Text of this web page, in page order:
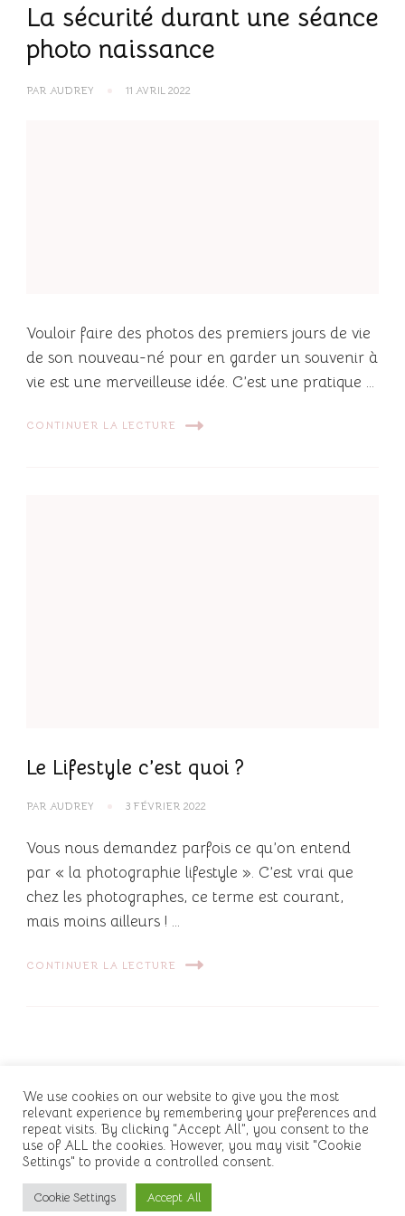
La sécurité durant une séance
photo naissance
PAR AUDREY 11 AVRIL 2022
Vouloir faire des photos des premiers jours de vie
de son nouveau-né pour en garder un souvenir à
vie est une merveilleuse idée. C’est une pratique …
CONTINUER LA LECTURE
Le Lifestyle c’est quoi ?
PAR AUDREY 3 FÉVRIER 2022
Vous nous demandez parfois ce qu’on entend
par « la photographie lifestyle ». C’est vrai que
chez les photographes, ce terme est courant,
mais moins ailleurs ! …
CONTINUER LA LECTURE
© Copyright2026Audrey Depeisses, Photographe
grossesse, nouveau-né, bébé et famille à Grenoble,
Isère. Tous droits réservés. Chic Lite | Developed By
Themes. Powered by
Contactez-moi
Conditions Générales de Vente
We use cookies on our website to give you the most
relevant experience by remembering your preferences and
repeat visits. By clicking “Accept All”, you consent to the
use of ALL the cookies. However, you may visit "Cookie
Settings" to provide a controlled consent.
Cookie Settings Accept All